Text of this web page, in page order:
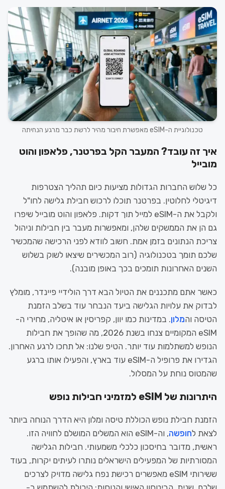
טכנולוגיית ה-eSIM מאפשרת חיבור מהיר לרשת כבר מרגע הנחיתה
איך זה עובד? המעבר הקל בפרטנר, פלאפון והוט
מובייל
כל שלוש החברות הגדולות מציעות כיום תהליך הצטרפות
דיגיטלי לחלוטין. בפרטנר תוכלו לרכוש חבילת גלישה לחו"ל
ולקבל את ה-eSIM למייל תוך דקות. פלאפון והוט מובייל שיפרו
גם הן את הממשקים שלהן, ומאפשרות מעבר בין חבילות וניהול
צריכת הנתונים בזמן אמת. חשוב לוודא לפני הרכישה שהמכשיר
שלכם תומך בטכנולוגיה (רוב המכשירים שיצאו לשוק בשלוש
השנים האחרונות תומכים בכך באופן מובנה).
כאשר אתם מתכננים את הטיול הבא דרך הולידיי פיינדר, מומלץ
לבדוק את עלויות הגלישה ביעד הנבחר עוד בשלב הזמנת
הטיסה והמלון. במדינות כמו יוון, קפריסין או איטליה, מחירי ה-
eSIM המקומיים צנחו בשנת 2026, מה שהופך את חבילות
הנופש למשתלמות עוד יותר. הטיפ שלנו: אל תחכו לרגע האחרון.
הגדירו את פרופיל ה-eSIM עוד בארץ, והפעילו אותו ברגע
שהמטוס נוחת על המסלול.
היתרונות של eSIM למזמיני חבילות נופש
הזמנת חבילת נופש הכוללת טיסה ומלון היא הדרך הנוחה ביותר
לצאת לחופשה
, וה-eSIM הוא המשלים המושלם לחוויה הזו.
ראשית, מדובר בחיסכון כלכלי משמעותי. חבילות הגלישה
המסורתיות של המפעילים הישראלים נותרו לעיתים יקרות, בעוד
ששירותי eSIM מאפשרים רכישת נפח גלישה מדויק לצרכים